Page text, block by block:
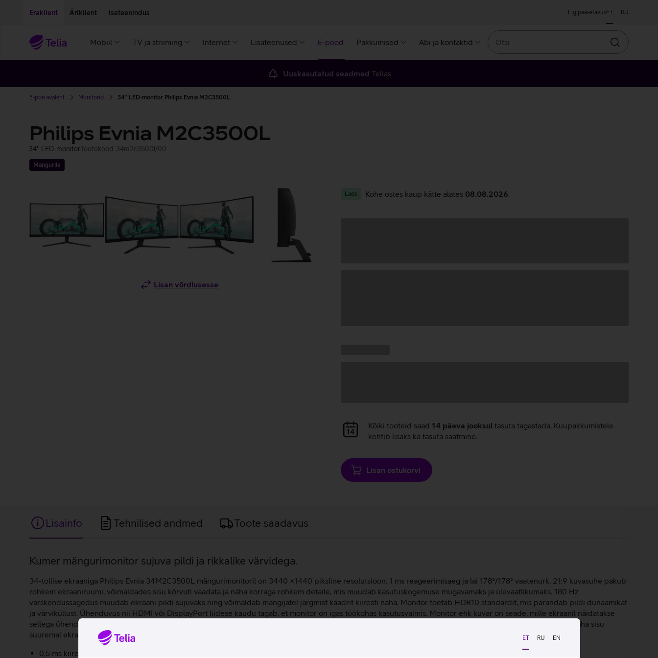
ET RU EN
Eraklient Äriklient Iseteenindus LigipääsetavusET RU
Mobiil TV ja striiming Internet Lisateenused E-pood Pakkumised Abi ja kontaktid
Otsin
Uuskasutatud seadmed Telias
E-poe avaleht Monitorid 34'' LED-monitor Philips Evnia M2C3500L
Philips Evnia M2C3500L
34'' LED-monitorTootekood: 34m2c3500l/00
Mängurile
Lisan võrdlusesse
Laos Kohe ostes kaup kätte alates 08.08.2026
Andmete
laadimine
Kõiki tooteid saad 14 päeva jooksul tasuta tagastada. Kuupakkumistele
kehtib lisaks ka tasuta saatmine.
Lisan ostukorvi
Lisainfo Tehnilised andmed Toote saadavus
Lisainfo
Kumer mängurimonitor sujuva pildi ja rikkalike värvidega.
34-tollise ekraaniga Philips Evnia 34M2C3500L mängurimonitoril on 3440 ×1440 piksline resolutsioon, 1 ms reageerimisaeg ja lai 178°/178° vaatenurk. 21:9 kuvasuhe pakub
rohkem ekraaniruumi, võimaldades sisu kõrvuti vaadata ja näha korraga rohkem detaile, mis muudab kasutuskogemuse mugavamaks ja ülevaatlikumaks. 180 Hz
värskendussagedus muudab ekraani pildi sujuvaks ning võimaldab mängijatel järgmist kaadrit kiiresti näha. Monitor toetab HDR10 standardit, mis parandab pildi dünaamikat
ja värviküllust. Ühenduvus nii HDMI või DisplayPort liidese kaudu tagab, et monitor on igas töökohas kasutusvalmis. Monitor ehk kuvar on seade, mille ekraanil näidatakse
sellega ühendatud seadmest infot. See on hädavajalik seade lauaarvuti kasutamiseks ning samuti on seda võimalik ühendada näiteks sülearvutiga, kui on vaja näha sisu
suuremal ekraanil.
0,5 ms kiire reaktsiooniaeg vähendab tõhusalt moonutusi ja hägusust, pakkudes teravat ja täpset visuaali.